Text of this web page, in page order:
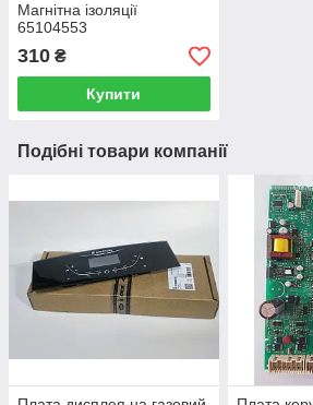
Магнітна ізоляції
65104553
310 ₴
Купити
Подібні товари компанії